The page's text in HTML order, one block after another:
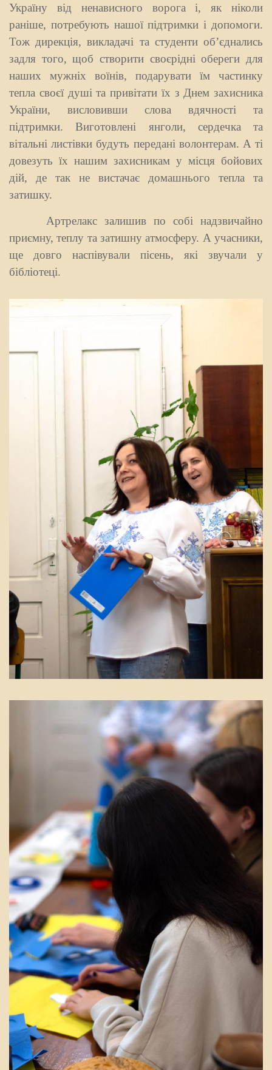
Україну від ненависного ворога і, як ніколи
раніше, потребують нашої підтримки і допомоги.
Тож дирекція, викладачі та студенти об’єднались
задля того, щоб створити своєрідні обереги для
наших мужніх воїнів, подарувати їм частинку
тепла своєї душі та привітати їх з Днем захисника
України, висловивши слова вдячності та
підтримки. Виготовлені янголи, сердечка та
вітальні листівки будуть передані волонтерам. А ті
довезуть їх нашим захисникам у місця бойових
дій, де так не вистачає домашнього тепла та
затишку.
Артрелакс залишив по собі надзвичайно
приємну, теплу та затишну атмосферу. А учасники,
ще довго наспівували пісень, які звучали у
бібліотеці.